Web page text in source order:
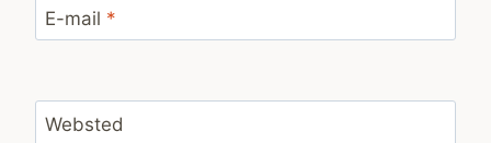
E-mail *
Websted